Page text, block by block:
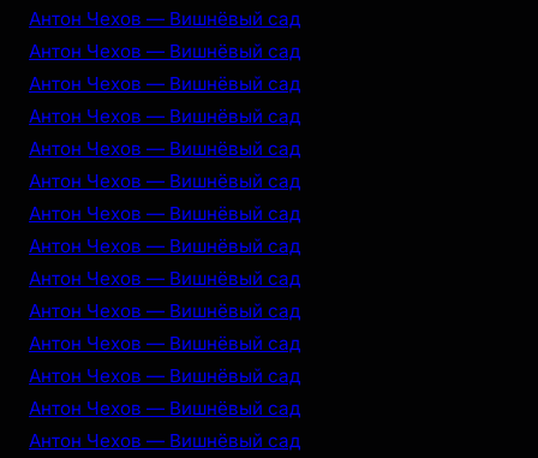
Антон Чехов — Вишнёвый сад
Антон Чехов — Вишнёвый сад
Антон Чехов — Вишнёвый сад
Антон Чехов — Вишнёвый сад
Антон Чехов — Вишнёвый сад
Антон Чехов — Вишнёвый сад
Антон Чехов — Вишнёвый сад
Антон Чехов — Вишнёвый сад
Антон Чехов — Вишнёвый сад
Антон Чехов — Вишнёвый сад
Антон Чехов — Вишнёвый сад
Антон Чехов — Вишнёвый сад
Антон Чехов — Вишнёвый сад
Антон Чехов — Вишнёвый сад